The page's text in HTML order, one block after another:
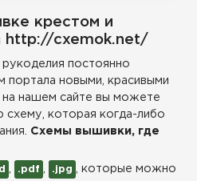
крестом и
http://cxemok.net/
постоянно
портала новыми, красивыми
нашем сайте вы можете
которая когда-либо
Схемы вышивки, где
.pdf .jpg , которые можно